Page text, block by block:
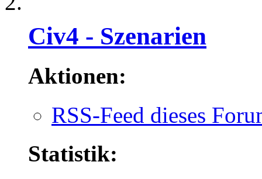
Civ4 - Szenarien
Aktionen:
RSS-Feed dieses
Statistik: